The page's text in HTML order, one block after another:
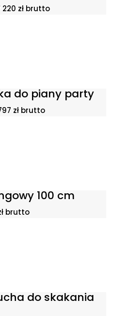
220 złbrutto
do piany party
złbrutto
100 cm
brutto
do skakania